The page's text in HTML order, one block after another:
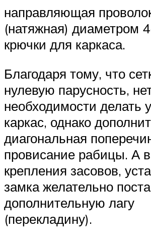
направляющая
(натяжная) диаметром
крючки для каркаса.
Благодаря тому, что
нулевую парусность,
необходимости делать
каркас, однако
диагональная
провисание рабицы. А
крепления засовов,
замка желательно
дополнительную лагу
(перекладину).